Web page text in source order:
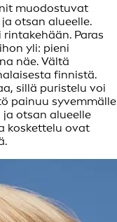
muodostuvat
otsan alueelle.
Paras
yli: pieni
näe. Vältä
finnistä.
sillä puristelu voi
painuu syvemmälle
otsan alueelle
koskettelu ovat